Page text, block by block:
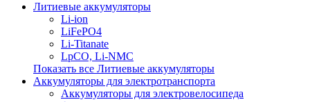
Литиевые аккумуляторы
Li-ion
LiFePO4
Li-Titanate
LpCO, Li-NMC
Показать все Литиевые аккумуляторы
Аккумуляторы для электротранспорта
Аккумуляторы для электровелосипеда